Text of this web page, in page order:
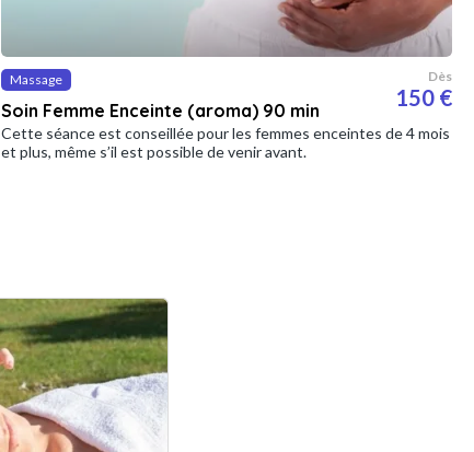
Massage
Soin Femme Enceinte (aroma) 90 min
Dès
150 €
Cette séance est conseillée pour les femmes enceintes de 4 mois
et plus, même s’il est possible de venir avant.